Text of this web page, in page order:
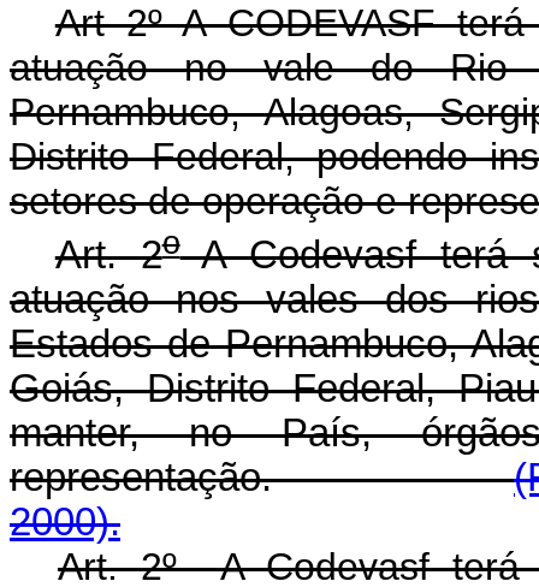
Art 2º A CODEVASF
atuação no vale do Rio
Pernambuco, Alagoas,
Distrito Federal, podendo
setores de operação e
Art. 2oA Codevasf terá
atuação nos vales dos
Estados de Pernambuco,
Goiás, Distrito Federal,
manter, no País,
representação.
2000).
Art. 2º A Codevasf